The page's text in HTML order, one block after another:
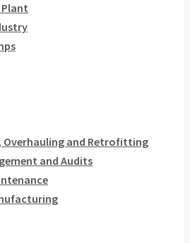
Overhauling and Retrofitting
and Audits